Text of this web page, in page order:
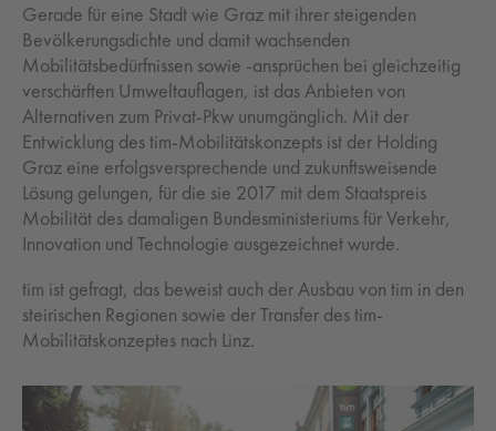
Gerade für eine Stadt wie Graz mit ihrer steigenden
Bevölkerungsdichte und damit wachsenden
Mobilitätsbedürfnissen sowie -ansprüchen bei gleichzeitig
verschärften Umweltauflagen, ist das Anbieten von
Alternativen zum Privat-Pkw unumgänglich. Mit der
Entwicklung des tim-Mobilitätskonzepts ist der Holding
Graz eine erfolgsversprechende und zukunftsweisende
Lösung gelungen, für die sie 2017 mit dem Staatspreis
Mobilität des damaligen Bundesministeriums für Verkehr,
Innovation und Technologie ausgezeichnet wurde.
tim ist gefragt, das beweist auch der Ausbau von tim in den
steirischen Regionen sowie der Transfer des tim-
Mobilitätskonzeptes nach Linz.